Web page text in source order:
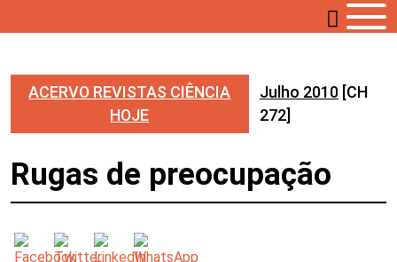
ACERVO REVISTAS CIÊNCIA
HOJE
Julho 2010[CH
272]
Rugas de preocupação